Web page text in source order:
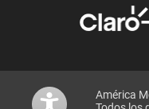
América